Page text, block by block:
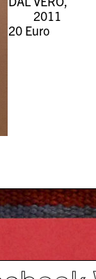
2011
20Euro